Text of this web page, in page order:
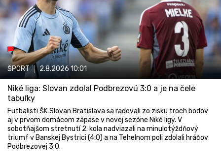
ŠPORT 2.8.202610:01
Niké liga: Slovan zdolal Podbrezovú 3:0 a je na čele
tabuľky
Futbalisti ŠK Slovan Bratislava sa radovali zo zisku troch bodov
aj v prvom domácom zápase v novej sezóne Niké ligy. V
sobotňajšom stretnutí 2. kola nadviazali na minulotýždňový
triumf v Banskej Bystrici (4:0) a na Tehelnom poli zdolali hráčov
Podbrezovej 3:0.